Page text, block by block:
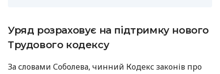
Уряд розраховує на підтримку нового
Трудового кодексу
За словами Соболева, чинний Кодекс законів про